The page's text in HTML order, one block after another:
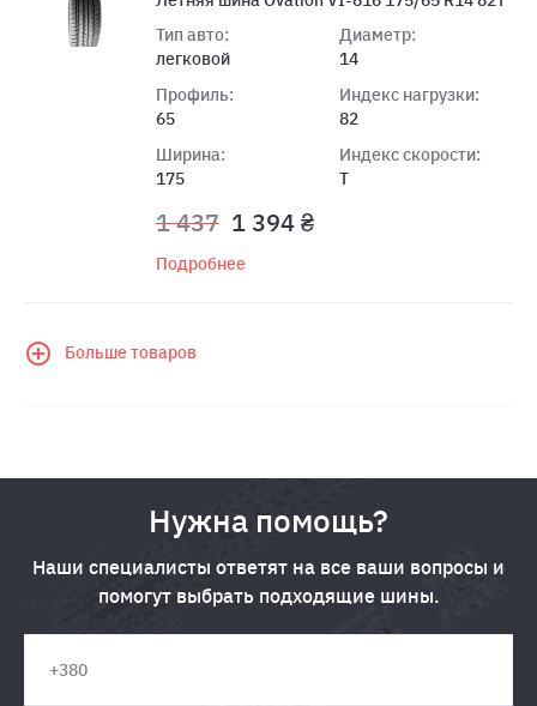
Тип авто:
легковой
Профиль:
65
Ширина:
175
Диаметр:
14
Индекс нагрузки:
82
Индекс скорости:
T
1 437 1 394 ₴
Подробнее
Больше товаров
Нужна помощь?
Наши специалисты ответят на все ваши вопросы и
помогут выбрать подходящие шины.